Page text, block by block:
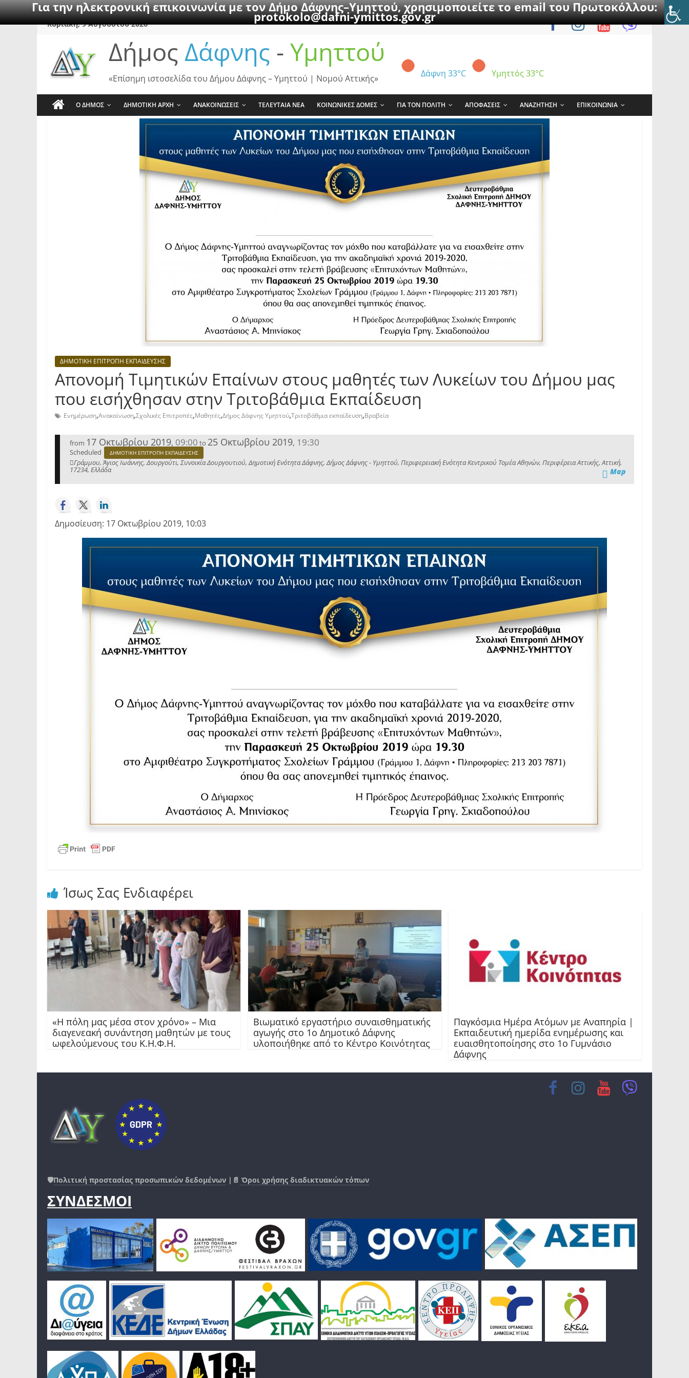
Για την ηλεκτρονική επικοινωνία με τον Δήμο Δάφνης–Υμηττού, χρησιμοποιείτε το email του Πρωτοκόλλου:
protokolo@dafni-ymittos.gov.gr
SkipΚυριακή, 9 Αυγούστου 2026
Δήμος Δάφνης - Υμηττού
Δάφνη 33°C Υμηττός 33°C
«Επίσημη ιστοσελίδα του Δήμου Δάφνης – Υμηττού | Νομού Αττικής»
Ο ΔΗΜΟΣ ΔΗΜΟΤΙΚΗ ΑΡΧΗ ΑΝΑΚΟΙΝΩΣΕΙΣ ΤΕΛΕΥΤΑΙΑ ΝΕΑ ΚΟΙΝΩΝΙΚΕΣ ΔΟΜΕΣ ΓΙΑ ΤΟΝ ΠΟΛΙΤΗ ΑΠΟΦΑΣΕΙΣ ΑΝΑΖΗΤΗΣΗ ΕΠΙΚΟΙΝΩΝΙΑ
ΔΗΜΟΤΙΚΗ ΕΠΙΤΡΟΠΗ ΕΚΠΑΙΔΕΥΣΗΣ
Απονομή Τιμητικών Επαίνων στους μαθητές των Λυκείων του Δήμου μας
που εισήχθησαν στην Τριτοβάθμια Εκπαίδευση
Ενημέρωση,Ανακοίνωση,Σχολικές Επιτροπές,Μαθητές,Δήμος Δάφνης Υμηττού,Τριτοβάθμια εκπαίδευση,Βραβεία
from 17 Οκτωβρίου 2019, 09:00 to 25 Οκτωβρίου 2019, 19:30
Scheduled ΔΗΜΟΤΙΚΗ ΕΠΙΤΡΟΠΗ ΕΚΠΑΙΔΕΥΣΗΣ
Γράμμου, Άγιος Ιωάννης, Δουργούτι, Συνοικία Δουργουτιού, Δημοτική Ενότητα Δάφνης, Δήμος Δάφνης - Υμηττού, Περιφερειακή Ενότητα Κεντρικού Τομέα Αθηνών, Περιφέρεια Αττικής, Αττική,
17234, Ελλάδα Map
Δημοσίευση: 17 Οκτωβρίου 2019, 10:03
Ίσως Σας Ενδιαφέρει
«Η πόλη μας μέσα στον χρόνο» – Μια
διαγενεακή συνάντηση μαθητών με τους
ωφελούμενους του Κ.Η.Φ.Η.
Βιωματικό εργαστήριο συναισθηματικής
αγωγής στο 1ο Δημοτικό Δάφνης
υλοποιήθηκε από το Κέντρο Κοινότητας
Παγκόσμια Ημέρα Ατόμων με Αναπηρία |
Εκπαιδευτική ημερίδα ενημέρωσης και
ευαισθητοποίησης στο 1ο Γυμνάσιο
Δάφνης
🛡️Πολιτική προστασίας προσωπικών δεδομένων |📄 Όροι χρήσης διαδικτυακών τόπων
ΣΥΝΔΕΣΜΟΙ